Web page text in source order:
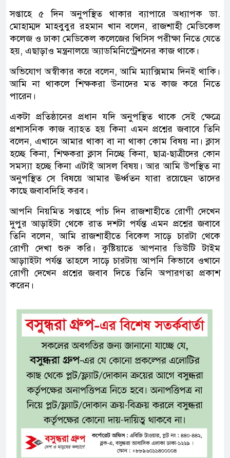
সপ্তাহে ৫ দিন অনুপস্থিত থাকার ব্যাপারে অধ্যাপক ডা.
মোহাম্মদ মাহবুবুর রহমান খান বলেন, রাজশাহী মেডিকেল
কলেজ ও ঢাকা মেডিকেল কলেজের থিসিস পরীক্ষা নিতে যেতে
হয়, এছাড়াও মন্ত্রনালয়ে অ্যাডমিনিস্ট্রেশনের কাজ থাকে।
অভিযোগ অস্বীকার করে বলেন, আমি ম্যাক্সিমাম দিনই থাকি।
আমি না থাকলে শিক্ষকরা উনাদের মত কাজ করে নিতে
পারেন।
একটা প্রতিষ্ঠানের প্রধান যদি অনুপস্থিত থাকে সেই ক্ষেত্রে
প্রশাসনিক কাজ ব্যাহত হয় কিনা এমন প্রশ্নের জবাবে তিনি
বলেন, এখানে আমার থাকা বা না থাকা কোম বিষয় না। ক্লাস
হচ্ছে কিনা, শিক্ষকরা ক্লাস নিচ্ছে কিনা, ছাত্র-ছাত্রীদের কোন
সমস্যা হচ্ছে কিনা এটাই আসল বিষয়। আর আমি উপস্থিত না
অনুপস্থিত সে বিষয়ে আমার ঊর্ধ্বতন যারা রয়েছেন তাদের
কাছে জবাবদিহি করব।
আপনি নিয়মিত সপ্তাহে পাঁচ দিন রাজশাহীতে রোগী দেখেন
দুপুর আড়াইটা থেকে রাত দশটা পর্যন্ত এমন প্রশ্নের জবাবে
তিনি বলেন, আমি রাজশাহীতে বিকেল সাড়ে চারটা থেকে
রোগী দেখা শুরু করি। কুষ্টিয়াতে আপনার ডিউটি টাইম
আড়াাইটা পর্যন্ত তাহলে সাড়ে চারটায় আপনি কিভাবে ওখানে
রোগী দেখেন প্রশ্নের জবাব দিতে তিনি অপারগতা প্রকাশ
করেন।